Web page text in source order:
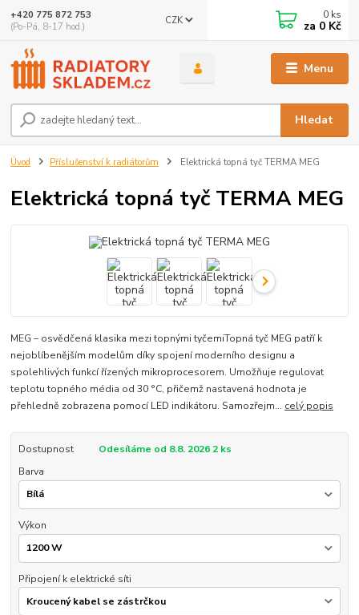
Menu
CZK
Hledat
+420 775 872 753
(Po-Pá, 8-17 hod.)
0 ks
za 0 Kč
Úvod Příslušenství k radiátorům Elektrická topná tyč TERMA MEG
Elektrická topná tyč TERMA MEG
MEG – osvědčená klasika mezi topnými tyčemiTopná tyč MEG patří k
nejoblíbenějším modelům díky spojení moderního designu a
spolehlivých funkcí řízených mikroprocesorem. Umožňuje regulovat
teplotu topného média od 30 °C, přičemž nastavená hodnota je
přehledně zobrazena pomocí LED indikátoru. Samozřejm... celý popis
Dostupnost
Odesíláme od 8.8. 2026 2 ks
Barva
Výkon
Připojení k elektrické síti